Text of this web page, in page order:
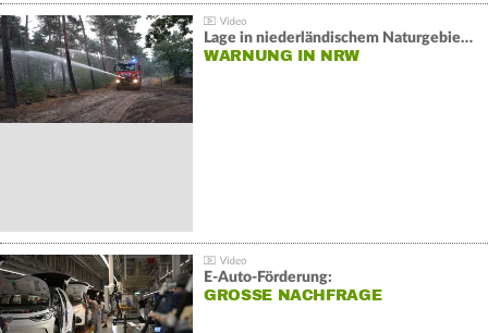
Lage in niederländischem Naturgebiet stabil
WARNUNG IN NRW
E-Auto-Förderung:
GROSSE NACHFRAGE